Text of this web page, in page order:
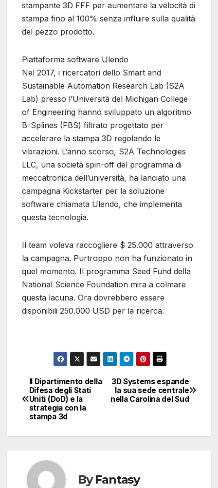
stampante 3D FFF per aumentare la velocità di
stampa fino al 100% senza influire sulla qualità
del pezzo prodotto.
Piattaforma software Ulendo
Nel 2017, i ricercatori dello Smart and
Sustainable Automation Research Lab (S2A
Lab) presso l’Università del Michigan College
of Engineering hanno sviluppato un algoritmo
B-Splines (FBS) filtrato progettato per
accelerare la stampa 3D regolando le
vibrazioni. L’anno scorso, S2A Technologies
LLC, una società spin-off del programma di
meccatronica dell’università, ha lanciato una
campagna Kickstarter per la soluzione
software chiamata Ulendo, che implementa
questa tecnologia.
Il team voleva raccogliere $ 25.000 attraverso
la campagna. Purtroppo non ha funzionato in
quel momento. Il programma Seed Fund della
National Science Foundation mira a colmare
questa lacuna. Ora dovrebbero essere
disponibili 250.000 USD per la ricerca.
Navigazione
articoli
3D Systems espande
la sua sede centrale
nella Carolina del Sud
Il Dipartimento della
Difesa degli Stati
Uniti (DoD) e la
strategia con la
stampa 3d
ByFantasy